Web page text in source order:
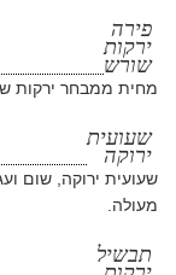
פירה
ירקות
שורש
מחית ממבחר ירקות
שעועית
ירוקה
שעועית ירוקה, שום
מעולה.
תבשיל